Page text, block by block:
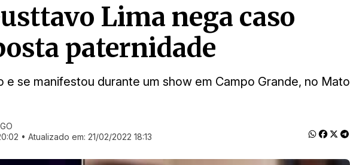
Lima nega caso
paternidade
e se manifestou durante um show em Campo Grande, no Mato
• Atualizado em: 21/02/2022 18:13